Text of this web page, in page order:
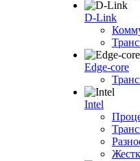
D-Link
Edge-core
Intel